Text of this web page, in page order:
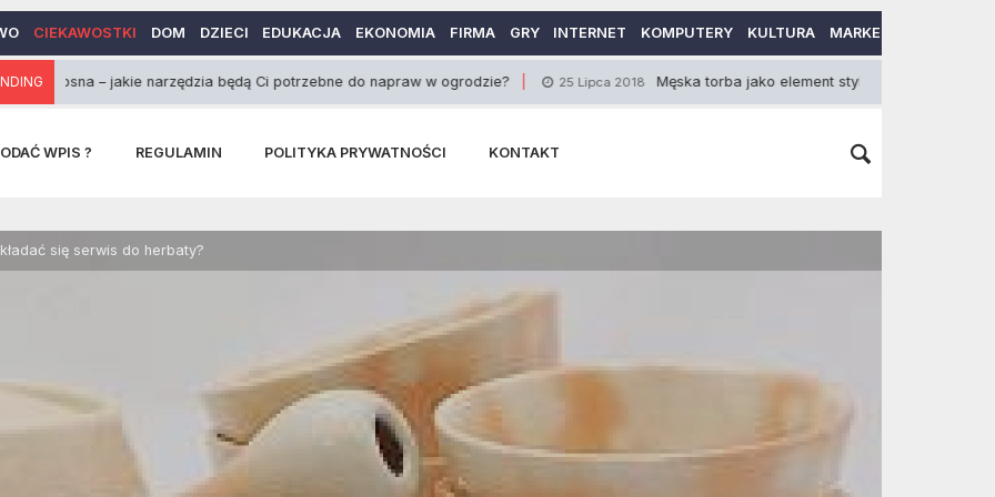
CIEKAWOSTKI DOM DZIECI EDUKACJA EKONOMIA FIRMA GRY INTERNET KOMPUTERY KULTURA MARKETING
– jakie narzędzia będą Ci potrzebne do napraw w ogrodzie? 25 Lipca 2018 Męska torba jako element stylizacji
WPIS ? REGULAMIN POLITYKA PRYWATNOŚCI KONTAKT
się serwis do herbaty?